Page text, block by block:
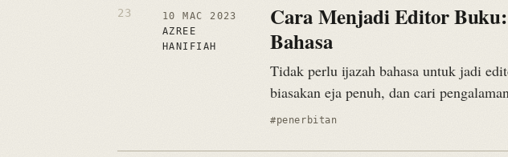
10 MAC 2023
AZREE
HANIFIAH
Cara Menjadi Editor
Bahasa
Tidak perlu ijazah bahasa untuk jadi
biasakan eja penuh, dan cari
#penerbitan